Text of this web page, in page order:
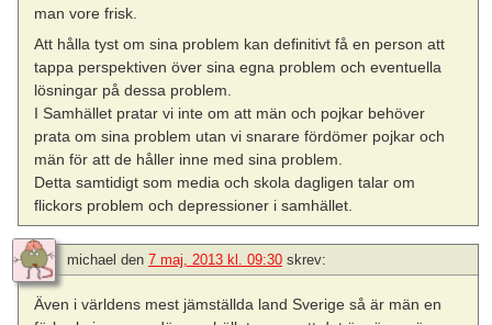
man vore frisk.
Att hålla tyst om sina problem kan definitivt få en person att
tappa perspektiven över sina egna problem och eventuella
lösningar på dessa problem.
I Samhället pratar vi inte om att män och pojkar behöver
prata om sina problem utan vi snarare fördömer pojkar och
män för att de håller inne med sina problem.
Detta samtidigt som media och skola dagligen talar om
flickors problem och depressioner i samhället.
michael den 7 maj, 2013 kl. 09:30 skrev:
Även i världens mest jämställda land Sverige så är män en